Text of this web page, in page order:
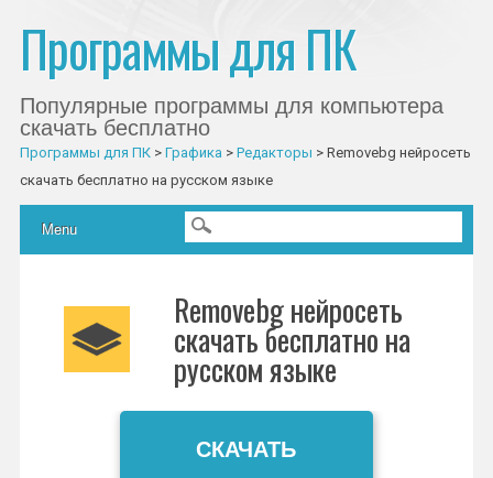
Программы для ПК
Популярные программы для компьютера
скачать бесплатно
Программы для ПК> Графика > Редакторы > Removebg нейросеть
скачать бесплатно на русском языке
Главное меню
Skip to content
Menu
Removebg нейросеть
скачать бесплатно на
русском языке
СКАЧАТЬ